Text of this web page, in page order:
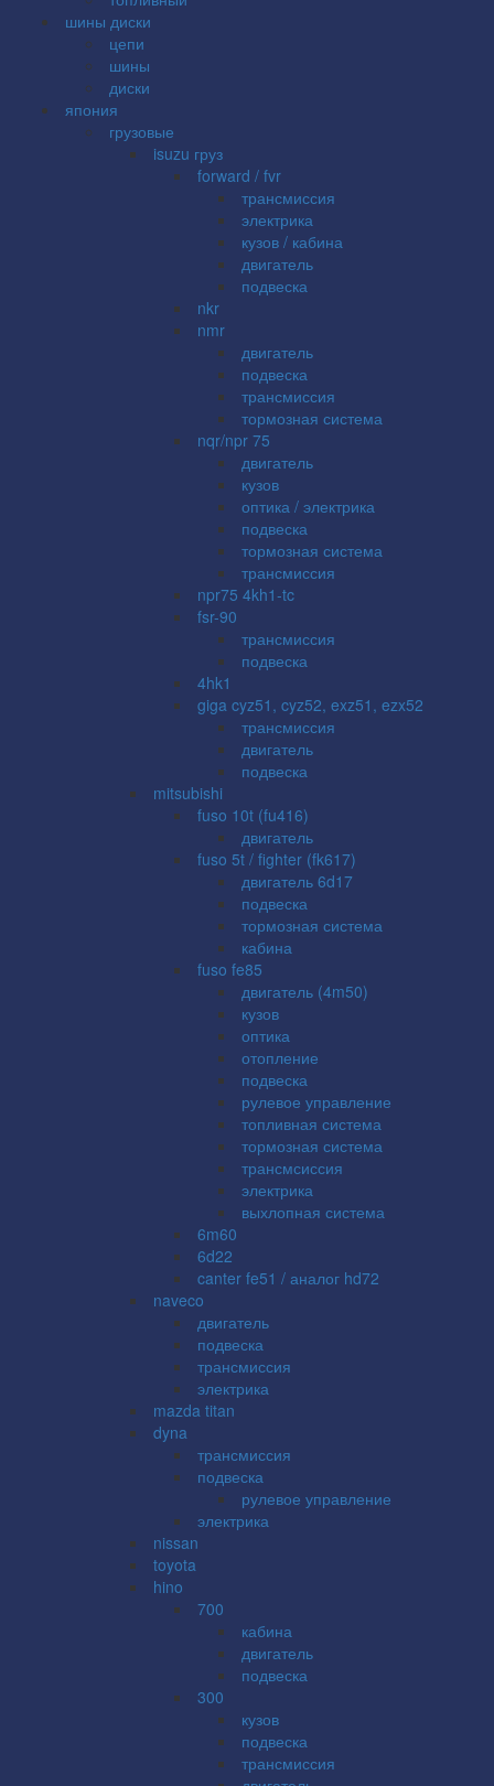
шины диски
цепи
шины
диски
япония
грузовые
isuzu груз
forward / fvr
трансмиссия
электрика
кузов / кабина
двигатель
подвеска
nkr
nmr
двигатель
подвеска
трансмиссия
тормозная система
nqr/npr 75
двигатель
кузов
оптика / электрика
подвеска
тормозная система
трансмиссия
npr75 4kh1-tc
fsr-90
трансмиссия
подвеска
4hk1
giga cyz51, cyz52, exz51, ezx52
трансмиссия
двигатель
подвеска
mitsubishi
fuso 10t (fu416)
двигатель
fuso 5t / fighter (fk617)
двигатель 6d17
подвеска
тормозная система
кабина
fuso fe85
двигатель (4m50)
кузов
оптика
отопление
подвеска
рулевое управление
топливная система
тормозная система
трансмсиссия
электрика
выхлопная система
6m60
6d22
canter fe51 / аналог hd72
naveco
двигатель
подвеска
трансмиссия
электрика
mazda titan
dyna
трансмиссия
подвеска
рулевое управление
электрика
nissan
toyota
hino
700
кабина
двигатель
подвеска
300
кузов
подвеска
трансмиссия